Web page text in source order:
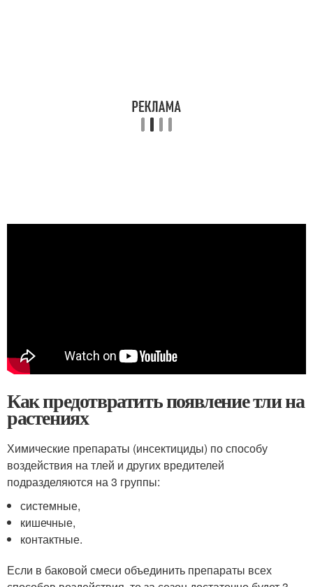
Как предотвратить появление тли на
растениях
Химические препараты (инсектициды) по способу
воздействия на тлей и других вредителей
подразделяются на 3 группы:
системные,
кишечные,
контактные.
Если в баковой смеси объединить препараты всех